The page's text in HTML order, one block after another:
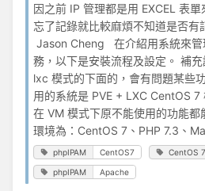
因之前 IP 管理都是用 EXCEL 表
忘了記錄就比較麻煩不知道是否有
Jason Cheng 在介紹用系統來管
務，以下是安裝流程及設定。 補
lxc 模式的下面的，會有問題某些
用的系統是 PVE + LXC CentOS
在 VM 模式下原不能使用的功能
環境為：CentOS 7、PHP 7.3、
phpIPAM CentOS7 CentOS 7
phpIPAM Apache